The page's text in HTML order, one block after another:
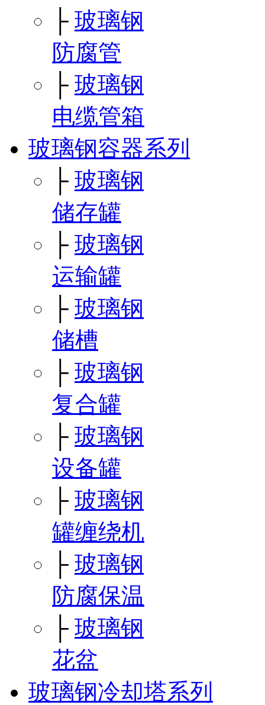
├ 玻璃钢
防腐管
├ 玻璃钢
电缆管箱
玻璃钢容器系列
├ 玻璃钢
储存罐
├ 玻璃钢
运输罐
├ 玻璃钢
储槽
├ 玻璃钢
复合罐
├ 玻璃钢
设备罐
├ 玻璃钢
罐缠绕机
├ 玻璃钢
防腐保温
├ 玻璃钢
花盆
玻璃钢冷却塔系列